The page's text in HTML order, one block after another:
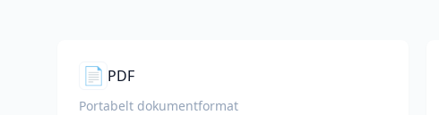
📄 PDF
Portabelt dokumentformat